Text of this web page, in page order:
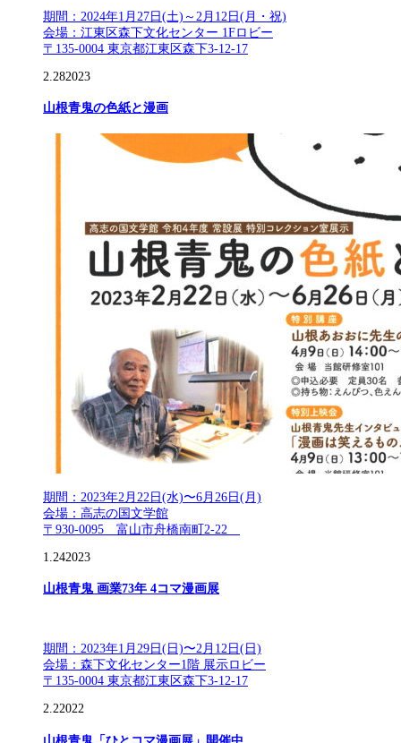
期間：2024年1月27日(土)～2月12日(月・祝)
会場：江東区森下文化センター 1Fロビー
〒135-0004 東京都江東区森下3-12-17
2.282023
山根青鬼の色紙と漫画
期間：2023年2月22日(水)〜6月26日(月)
会場：高志の国文学館
〒930-0095 富山市舟橋南町2-22
1.242023
山根青鬼 画業73年 4コマ漫画展
期間：2023年1月29日(日)〜2月12日(日)
会場：森下文化センター1階 展示ロビー
〒135-0004 東京都江東区森下3-12-17
2.22022